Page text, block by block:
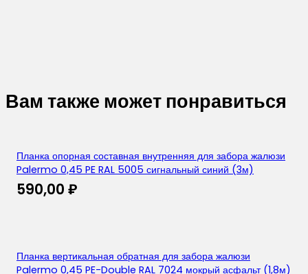
Вам также может понравиться
Планка опорная составная внутренняя для забора жалюзи
Palermo 0,45 PE RAL 5005 сигнальный синий (3м)
590,00 ₽
Планка вертикальная обратная для забора жалюзи
Palermo 0,45 PE-Double RAL 7024 мокрый асфальт (1,8м)